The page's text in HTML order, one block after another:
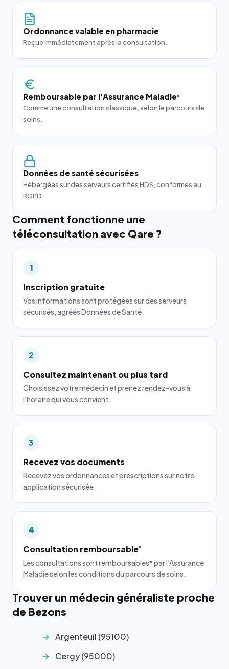
Ordonnance valable en pharmacie
Reçue immédiatement après la consultation.
Remboursable par l'Assurance Maladie*
Comme une consultation classique, selon le parcours de
soins.
Données de santé sécurisées
Hébergées sur des serveurs certifiés HDS, conformes au
RGPD.
Comment fonctionne une
téléconsultation avec Qare ?
1
Inscription gratuite
Vos informations sont protégées sur des serveurs
sécurisés, agréés Données de Santé.
2
Consultez maintenant ou plus tard
Choisissez votre médecin et prenez rendez-vous à
l'horaire qui vous convient.
3
Recevez vos documents
Recevez vos ordonnances et prescriptions sur notre
application sécurisée.
4
Consultation remboursable*
Les consultations sont remboursables* par l'Assurance
Maladie selon les conditions du parcours de soins.
Trouver un médecin généraliste proche
de Bezons
Argenteuil (95100)
Cergy (95000)